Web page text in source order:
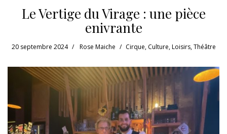
Le Vertige du Virage : une pièce
enivrante
20 septembre 2024 Rose Maiche Cirque, Culture,Loisirs,Théâtre